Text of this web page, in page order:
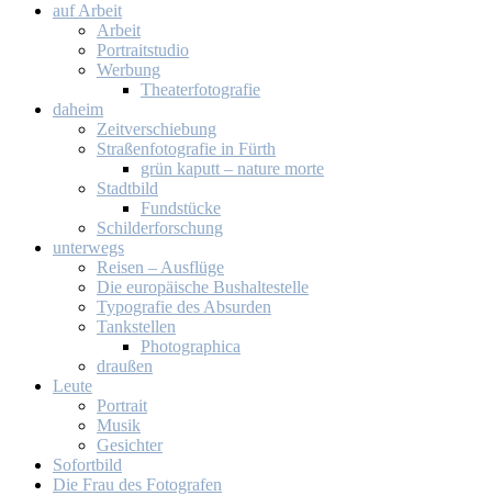
auf Ar­beit
Ar­beit
Por­trait­stu­dio
Wer­bung
Thea­ter­fo­to­gra­fie
da­heim
Zeit­ver­schie­bung
Stra­ßen­fo­to­gra­fie in Fürth
grün ka­putt – na­tu­re mor­te
Stadt­bild
Fund­stü­cke
Schil­der­for­schung
un­ter­wegs
Rei­sen – Aus­flü­ge
Die eu­ro­päi­sche Bus­hal­te­stel­le
Ty­po­gra­fie des Ab­sur­den
Tank­stel­len
Pho­to­gra­phi­ca
drau­ßen
Leu­te
Por­trait
Mu­sik
Ge­sich­ter
So­fort­bild
Die Frau des Fo­to­gra­fen